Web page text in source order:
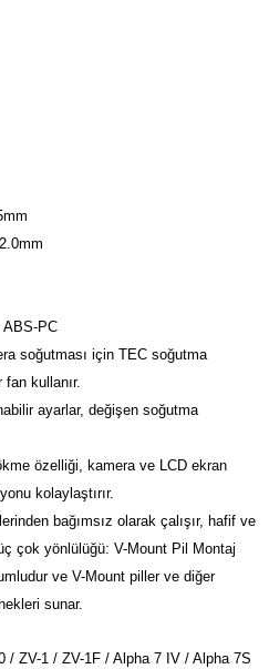
ABS-PC
soğutması için TEC soğutma
kullanır.
ayarlar, değişen soğutma
özelliği, kamera ve LCD ekran
kolaylaştırır.
bağımsız olarak çalışır, hafif ve
çok yönlülüğü: V-Mount Pil Montaj
ve V-Mount piller ve diğer
sunar.
/ ZV-1 / ZV-1F / Alpha 7 IV / Alpha 7S